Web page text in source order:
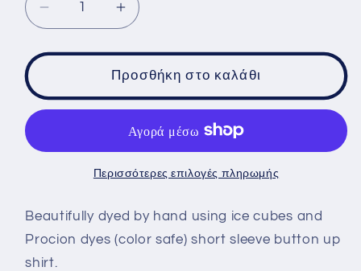
Μείωση
ποσότητας
για
button
up
size
Na&#39;s
Favorite
crinkle
Αύξηση
ποσότητας
για
Ladies
button
up
shirt
size
2x
Na&#39;s
Favorite
crinkle
Προσθήκη στο καλάθι
Περισσότερες επιλογές πληρωμής
Beautifully dyed by hand using ice cubes and
Procion dyes (color safe) short sleeve button up
shirt.